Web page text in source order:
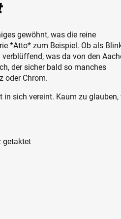
gewöhnt, was die reine
*Atto* zum Beispiel. Ob als
was da von den
der sicher bald so manches
oder Chrom.
in sich vereint. Kaum zu glauben,
getaktet